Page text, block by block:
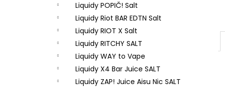
Liquidy POPIČ! Salt
Liquidy Riot BAR EDTN Salt
Liquidy RIOT X Salt
Liquidy RITCHY SALT
Liquidy WAY to Vape
Liquidy X4 Bar Juice SALT
Liquidy ZAP! Juice Aisu Nic SALT